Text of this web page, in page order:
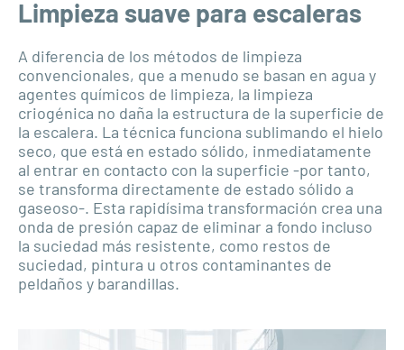
Limpieza suave para escaleras
A diferencia de los métodos de limpieza
convencionales, que a menudo se basan en agua y
agentes químicos de limpieza, la limpieza
criogénica no daña la estructura de la superficie de
la escalera. La técnica funciona sublimando el hielo
seco, que está en estado sólido, inmediatamente
al entrar en contacto con la superficie -por tanto,
se transforma directamente de estado sólido a
gaseoso-. Esta rapidísima transformación crea una
onda de presión capaz de eliminar a fondo incluso
la suciedad más resistente, como restos de
suciedad, pintura u otros contaminantes de
peldaños y barandillas.